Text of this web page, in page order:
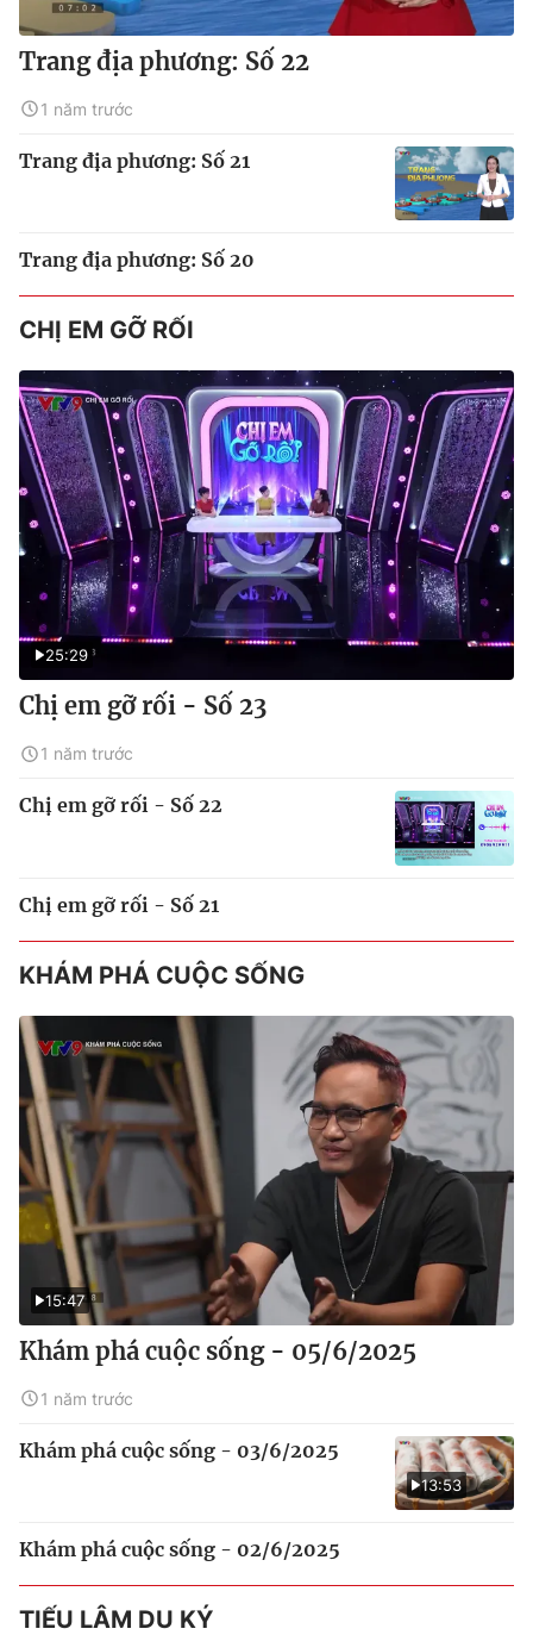
Trang địa phương: Số 22
1 năm trước
Trang địa phương: Số 21
Trang địa phương: Số 20
CHỊ EM GỠ RỐI
25:29
Chị em gỡ rối - Số 23
1 năm trước
Chị em gỡ rối - Số 22
Chị em gỡ rối - Số 21
KHÁM PHÁ CUỘC SỐNG
15:47
Khám phá cuộc sống - 05/6/2025
1 năm trước
13:53
Khám phá cuộc sống - 03/6/2025
Khám phá cuộc sống - 02/6/2025
TIẾU LÂM DU KÝ